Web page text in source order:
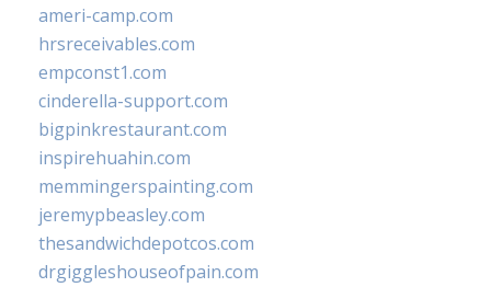
ameri-camp.com
hrsreceivables.com
empconst1.com
cinderella-support.com
bigpinkrestaurant.com
inspirehuahin.com
memmingerspainting.com
jeremypbeasley.com
thesandwichdepotcos.com
drgiggleshouseofpain.com